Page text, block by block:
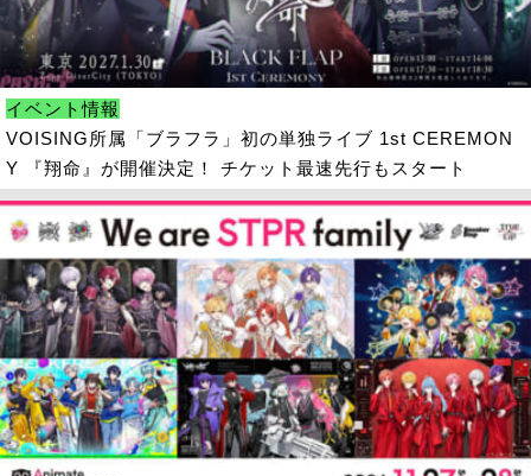
イベント情報
VOISING所属「ブラフラ」初の単独ライブ 1st CEREMON
Y 『翔命』が開催決定！ チケット最速先行もスタート